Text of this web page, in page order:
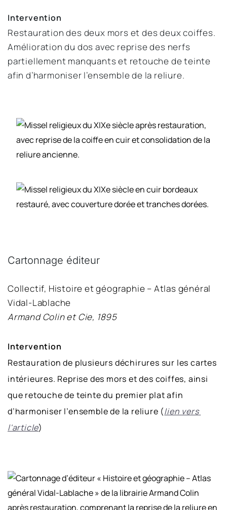
Intervention
Restauration des deux mors et des deux coiffes.
Amélioration du dos avec reprise des nerfs
partiellement manquants et retouche de teinte
afin d’harmoniser l’ensemble de la reliure.
Cartonnage éditeur
Collectif, Histoire et géographie – Atlas général
Vidal-Lablache
Armand Colin et Cie, 1895
Intervention
Restauration de plusieurs déchirures sur les cartes
intérieures. Reprise des mors et des coiffes, ainsi
que retouche de teinte du premier plat afin
d’harmoniser l’ensemble de la reliure (lien vers
l'article)